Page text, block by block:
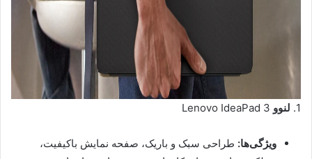
1. لنوو Lenovo IdeaPad 3
ویژگی‌ها: طراحی سبک و باریک، صفحه نمایش باکیفیت،